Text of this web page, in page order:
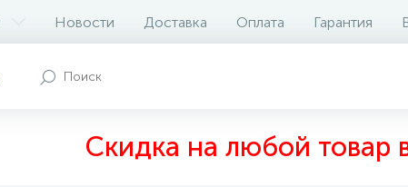
Новости Доставка Оплата Гарантия
Скидка на любой товар